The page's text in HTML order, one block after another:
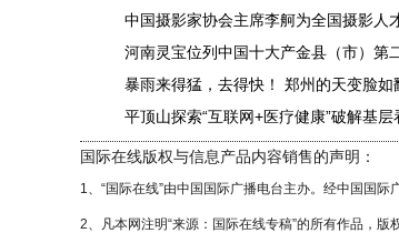
中国摄影家协会主席李舸为全国摄影人
河南灵宝位列中国十大产金县（市）第
暴雨来得猛，去得快！ 郑州的天变脸如
平顶山探索“互联网+医疗健康”破解基层
国际在线版权与信息产品内容销售的声明：
1、“国际在线”由中国国际广播电台主办。经中国国际
2、凡本网注明“来源：国际在线专稿”的所有作品，